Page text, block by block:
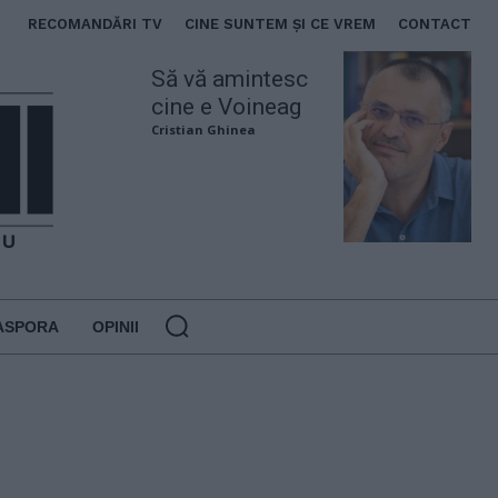
RECOMANDĂRI TV CINE SUNTEM ȘI CE VREM CONTACT
Să vă amintesc
cine e Voineag
Cristian Ghinea
OPINII